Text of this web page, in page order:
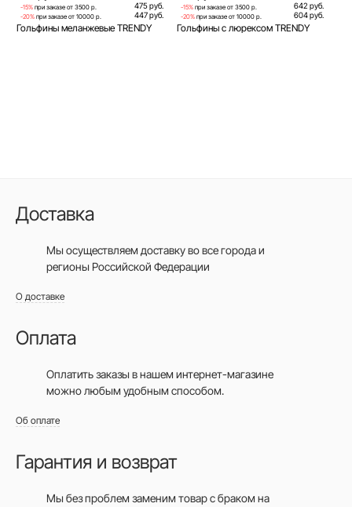
-15% при заказе от 3500 р. 475 руб.
-20% при заказе от 10000 р. 447 руб.
Гольфины меланжевые TRENDY
-15% при заказе от 3500 р. 642 руб.
-20% при заказе от 10000 р. 604 руб.
Гольфины с люрексом TRENDY
Доставка
Мы осуществляем доставку во все городаи
регионы Российской Федерации
О доставке
Оплата
Оплатить заказы в нашем интернет-магазине
можно любым удобным способом.
Об оплате
Гарантия и возврат
Мы без проблем заменим товар с браком на